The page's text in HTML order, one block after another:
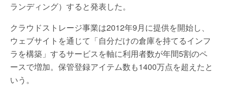
ランディング）すると発表した。
クラウドストレージ事業は2012年9月に提供を開始し、
ウェブサイトを通じて「自分だけの倉庫を持てるインフ
ラを構築」するサービスを軸に利用者数が年間5割のペ
ースで増加。保管登録アイテム数も1400万点を超えたと
いう。